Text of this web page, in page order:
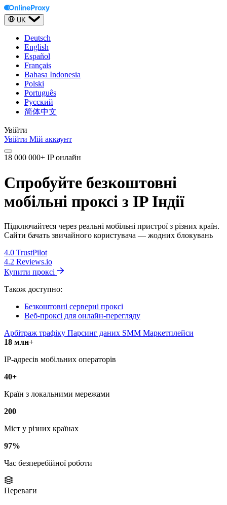
UK
Deutsch
English
Español
Français
Bahasa Indonesia
Polski
Português
Русский
简体中文
Увійти
Увійти Мій аккаунт
18 000 000+ IP онлайн
Спробуйте безкоштовні
мобільні проксі з IP Індії
Підключайтеся через реальні мобільні пристрої з різних країн.
Сайти бачать звичайного користувача — жодних блокувань
4.0 TrustPilot
4.2 Reviews.io
Купити проксі
Також доступно:
Безкоштовні серверні проксі
Веб-проксі для онлайн-перегляду
Арбітраж трафіку Парсинг даних SMM Маркетплейси
18 млн+
IP-адресів мобільних операторів
40+
Країн з локальними мережами
200
Міст у різних країнах
97%
Час безперебійної роботи
Переваги